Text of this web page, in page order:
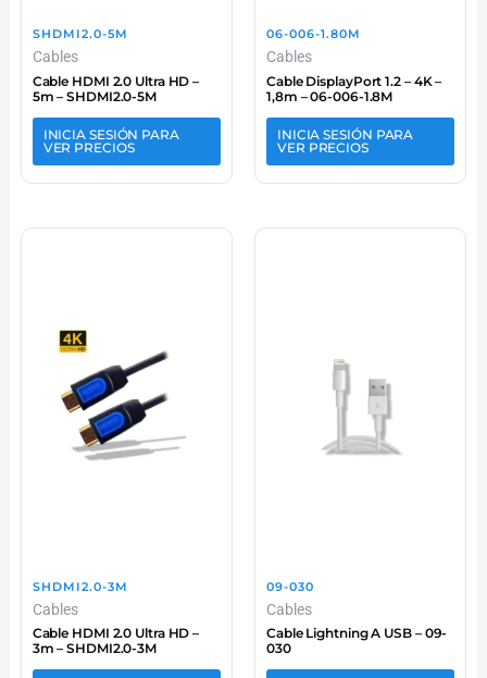
SHDMI2.0-5M
Cables
Cable HDMI 2.0 Ultra HD –
5m – SHDMI2.0-5M
INICIA SESIÓN PARA
VER PRECIOS
06-006-1.80M
Cables
Cable DisplayPort 1.2 – 4K –
1,8m – 06-006-1.8M
INICIA SESIÓN PARA
VER PRECIOS
SHDMI2.0-3M
Cables
Cable HDMI 2.0 Ultra HD –
3m – SHDMI2.0-3M
09-030
Cables
Cable Lightning A USB – 09-
030